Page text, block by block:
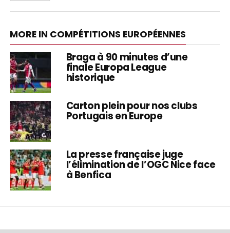
MORE IN COMPÉTITIONS EUROPÉENNES
Braga à 90 minutes d’une
finale Europa League
historique
Carton plein pour nos clubs
Portugais en Europe
La presse française juge
l’élimination de l’OGC Nice face
à Benfica